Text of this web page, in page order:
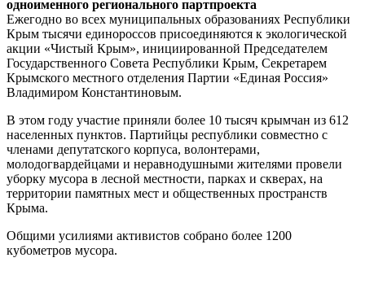
одноименного регионального партпроекта
Ежегодно во всех муниципальных образованиях Республики
Крым тысячи единороссов присоединяются к экологической
акции «Чистый Крым», инициированной Председателем
Государственного Совета Республики Крым, Секретарем
Крымского местного отделения Партии «Единая Россия»
Владимиром Константиновым.
В этом году участие приняли более 10 тысяч крымчан из 612
населенных пунктов. Партийцы республики совместно с
членами депутатского корпуса, волонтерами,
молодогвардейцами и неравнодушными жителями провели
уборку мусора в лесной местности, парках и скверах, на
территории памятных мест и общественных пространств
Крыма.
Общими усилиями активистов собрано более 1200
кубометров мусора.